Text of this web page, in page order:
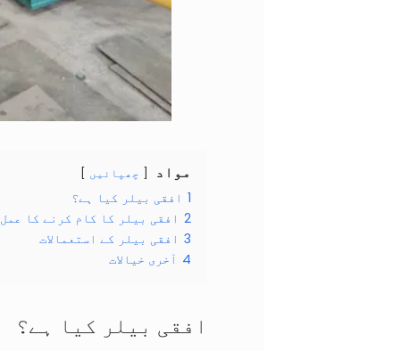
مواد چھپائیں
1 افقی بیلر کیا ہے؟
2 افقی بیلر کا کام کرنے کا عمل
3 افقی بیلر کے استعمالات
4 آخری خیالات
افقی بیلر کیا ہے؟